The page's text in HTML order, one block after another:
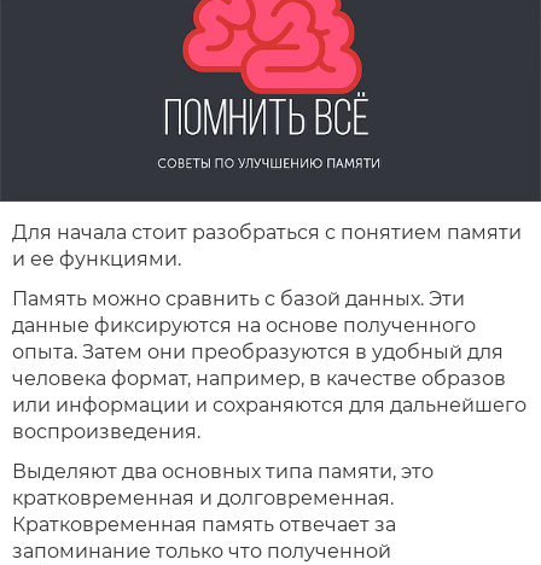
Для начала стоит разобраться с понятием памяти
и ее функциями.
Память можно сравнить с базой данных. Эти
данные фиксируются на основе полученного
опыта. Затем они преобразуются в удобный для
человека формат, например, в качестве образов
или информации и сохраняются для дальнейшего
воспроизведения.
Выделяют два основных типа памяти, это
кратковременная и долговременная.
Кратковременная память отвечает за
запоминание только что полученной